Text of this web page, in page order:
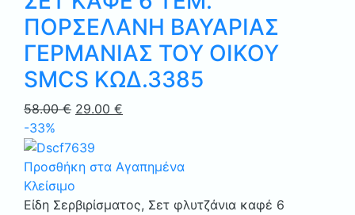
ΠΟΡΣΕΛΑΝΗ ΒΑΥΑΡΙΑΣ
ΓΕΡΜΑΝΙΑΣ ΤΟΥ ΟΙΚΟΥ
SMCS ΚΩΔ.3385
58.00€ Original
was:
58.00 €.
29.00 €
είναι:
-33%
Προσθήκη στα Αγαπημένα
Κλείσιμο
Είδη Σερβιρίσματος, Σετ φλυτζάνια καφέ 6